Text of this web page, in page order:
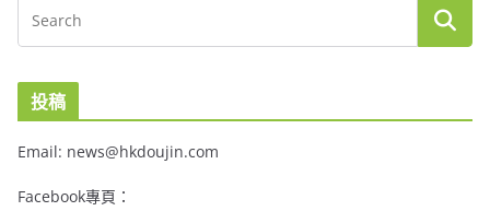
投稿
Email: news@hkdoujin.com
Facebook專頁：